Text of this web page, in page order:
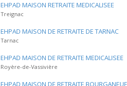
EHPAD MAISON RETRAITE MEDICALISEE
Treignac
EHPAD MAISON DE RETRAITE DE TARNAC
Tarnac
EHPAD MAISON DE RETRAITE MEDICALISEE
Royère-de-Vassivière
EHPAD MAISON DE RETRAITE BOURGANEUF